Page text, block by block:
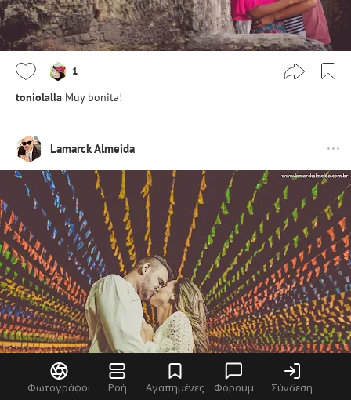
Φωτογράφοι Ροή Αγαπημένες Φόρουμ Σύνδεση
1
toniolalla Muy bonita!
Lamarck Almeida